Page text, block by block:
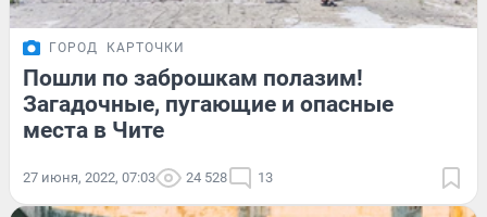
ГОРОД КАРТОЧКИ
Пошли по заброшкам полазим!
Загадочные, пугающие и опасные
места в Чите
27 июня, 2022, 07:03 24 528 13